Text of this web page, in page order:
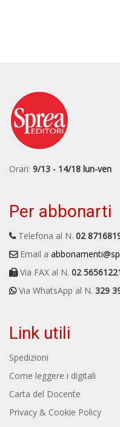
Orari: 9/13 - 14/18 lun-ven
Per abbonarti
Telefona al N. 02
Email a
Via FAX al N. 02
Via WhatsApp al N. 329
Link utili
Spedizioni
Come leggere i digitali
Carta del Docente
Privacy & Cookie Policy